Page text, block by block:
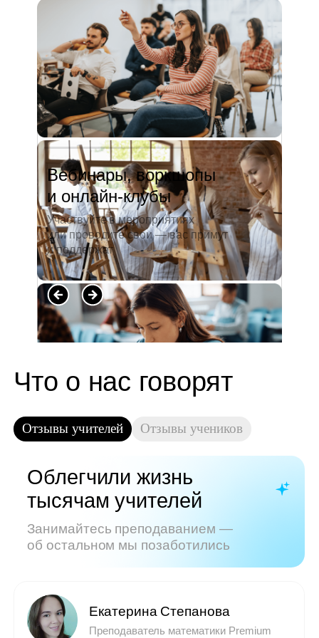
Вебинары, воркшопы
и онлайн-клубы
Участвуйте в мероприятиях
или проводите свои — вас примут
и поддержат
педагогический университет, пошла
преподавать в школу. Проработав в ней
5 лет, я поняла, что нужно двигать...
Читать полностью →
Показать все отзывы
Часто задаваемые
вопросы